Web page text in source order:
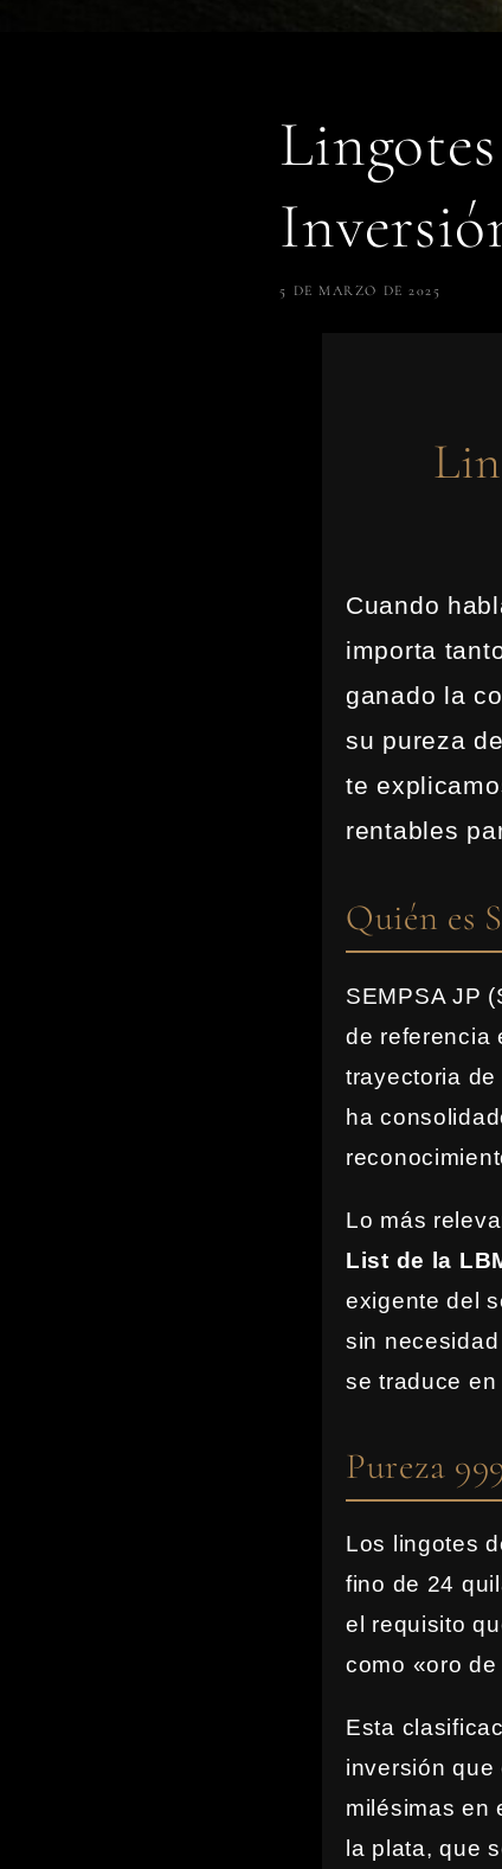
5 DE MARZO DE 2025
Cuando
importa
ganado la
su pureza
te
rentables
Quién es
SEMPSA JP
de referencia
trayectoria
ha
Lo más
List de la
exigente del
sin
se traduce
Pureza
Los lingotes
fino de 24
el requisito
como «oro de
Esta
inversión que
milésimas en
la plata, que